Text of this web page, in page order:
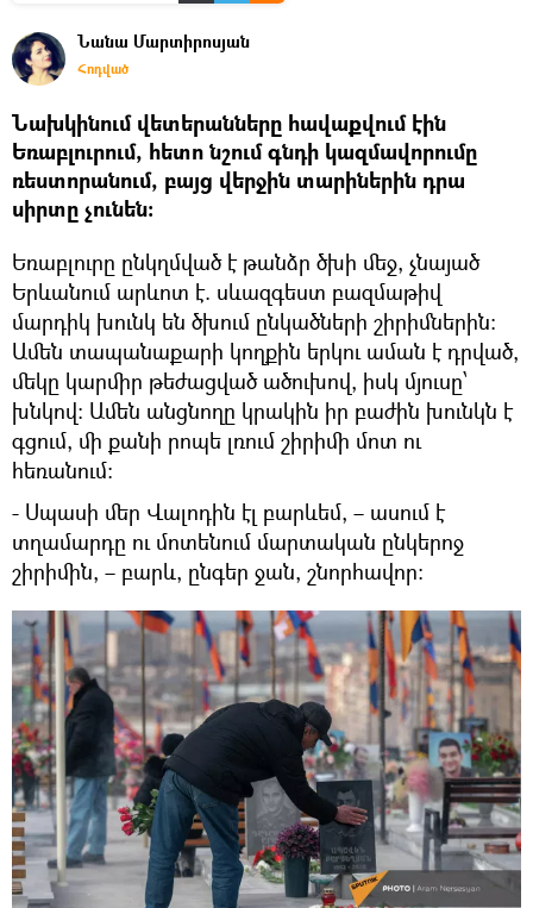
Նանա Մարտիրոսյան
Հոդված
Նախկինում վետերանները հավաքվում էին
Եռաբլուրում, հետո նշում գնդի կազմավորումը
ռեստորանում, բայց վերջին տարիներին դրա
սիրտը չունեն։
Եռաբլուրը ընկղմված է թանձր ծխի մեջ, չնայած
Երևանում արևոտ է. սևազգեստ բազմաթիվ
մարդիկ խունկ են ծխում ընկածների շիրիմներին։
Ամեն տապանաքարի կողքին երկու աման է դրված,
մեկը կարմիր թեժացված ածուխով, իսկ մյուսը՝
խնկով։ Ամեն անցնողը կրակին իր բաժին խունկն է
գցում, մի քանի րոպե լռում շիրիմի մոտ ու
հեռանում։
- Սպասի մեր Վալոդին էլ բարևեմ, – ասում է
տղամարդը ու մոտենում մարտական ընկերոջ
շիրիմին, – բարև, ընգեր ջան, շնորհավոր։